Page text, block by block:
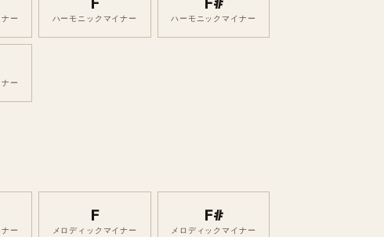
ー ハーモニックマイナー ハーモニックマイナー
ー
ー
F
メロディックマイナー
F#
メロディックマイナー